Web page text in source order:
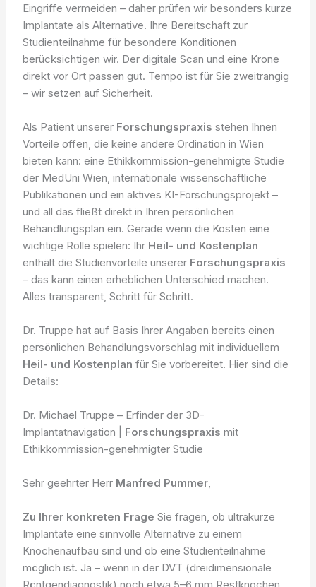
Eingriffe vermeiden – daher prüfen wir besonders kurze
Implantate als Alternative. Ihre Bereitschaft zur
Studienteilnahme für besondere Konditionen
berücksichtigen wir. Der digitale Scan und eine Krone
direkt vor Ort passen gut. Tempo ist für Sie zweitrangig
– wir setzen auf Sicherheit.
Als Patient unserer Forschungspraxis stehen Ihnen
Vorteile offen, die keine andere Ordination in Wien
bieten kann: eine Ethikkommission-genehmigte Studie
der MedUni Wien, internationale wissenschaftliche
Publikationen und ein aktives KI-Forschungsprojekt –
und all das fließt direkt in Ihren persönlichen
Behandlungsplan ein. Gerade wenn die Kosten eine
wichtige Rolle spielen: Ihr Heil- und Kostenplan
enthält die Studienvorteile unserer Forschungspraxis
– das kann einen erheblichen Unterschied machen.
Alles transparent, Schritt für Schritt.
Dr. Truppe hat auf Basis Ihrer Angaben bereits einen
persönlichen Behandlungsvorschlag mit individuellem
Heil- und Kostenplan für Sie vorbereitet. Hier sind die
Details:
Dr. Michael Truppe – Erfinder der 3D-
Implantatnavigation | Forschungspraxis mit
Ethikkommission-genehmigter Studie
Sehr geehrter Herr Manfred Pummer,
Zu Ihrer konkreten Frage Sie fragen, ob ultrakurze
Implantate eine sinnvolle Alternative zu einem
Knochenaufbau sind und ob eine Studienteilnahme
möglich ist. Ja – wenn in der DVT (dreidimensionale